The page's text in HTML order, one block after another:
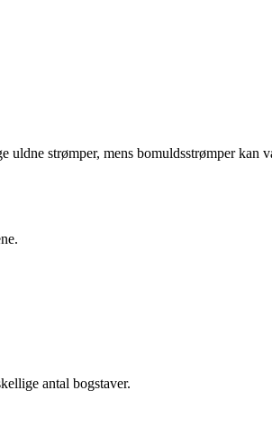
strømper, mens bomuldsstrømper kan
antal bogstaver.